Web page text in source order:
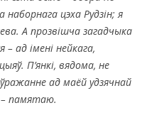
цэха Рудзін; я
А прозвішча загадчыка
– ад імені нейкага,
П’янкі, вядома, не
ад маёй удзячнай
– памятаю.